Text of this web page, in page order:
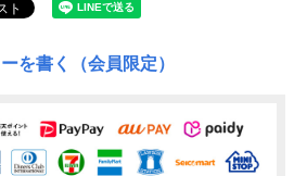
を書く（会員限定）